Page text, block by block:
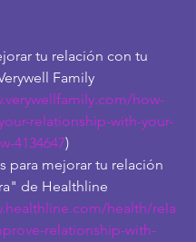
tu relación con tu
Family
how-
relationship-with-your-
4134647)
para mejorar tu relación
de Healthline
health/rela
relationship-with-